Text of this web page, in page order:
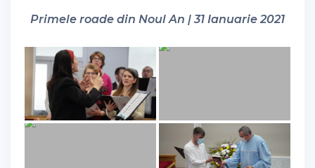
Primele roade din Noul An | 31 Ianuarie 2021